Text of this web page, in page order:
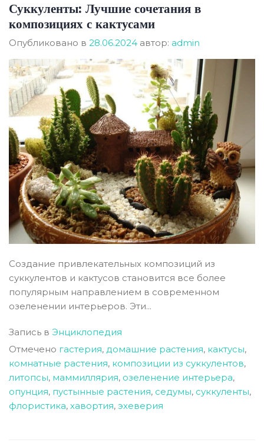
Суккуленты: Лучшие сочетания в
композициях с кактусами
Опубликовано в 28.06.2024 автор: admin
Создание привлекательных композиций из
суккулентов и кактусов становится все более
популярным направлением в современном
озеленении интерьеров. Эти...
Запись в Энциклопедия
Отмечено гастерия, домашние растения, кактусы,
комнатные растения, композиции из суккулентов,
литопсы, маммиллярия, озеленение интерьера,
опунция, пустынные растения, седумы, суккуленты,
флористика, хавортия, эхеверия